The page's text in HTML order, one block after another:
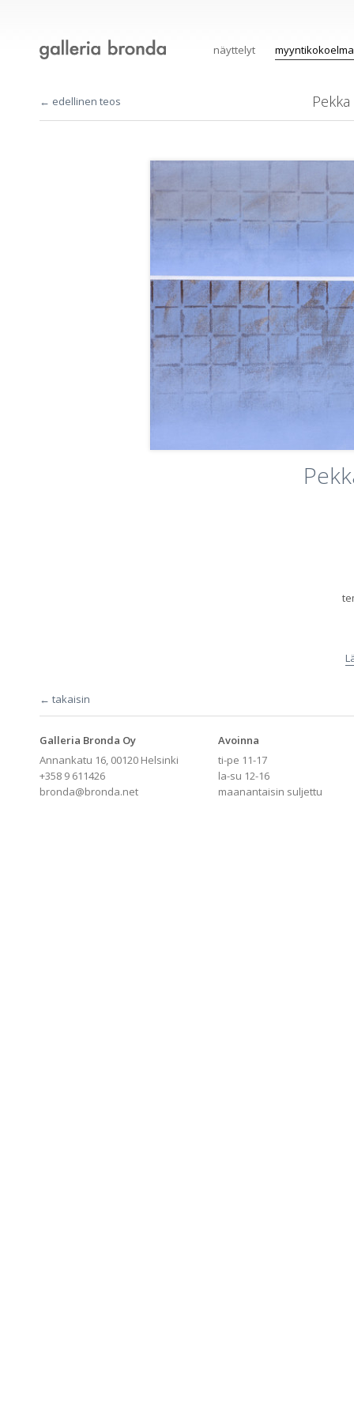
näyttelyt myyntikokoelma
← edellinen teos
← takaisin
Galleria Bronda Oy
Annankatu 16, 00120 Helsinki
+358 9 611426
bronda@bronda.net
Avoinna
ti-pe 11-17
la-su 12-16
maanantaisin suljettu